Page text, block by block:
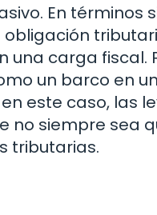
En términos
carga fiscal.
un barco en
este caso, las
no siempre sea
tributarias.